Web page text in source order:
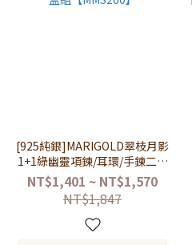
[925純銀]MARIGOLD翠枝月影
1+1綠幽靈項鍊/耳環/手鍊二入
禮盒組【MMS260】
NT$1,401 ~ NT$1,570
NT$1,847